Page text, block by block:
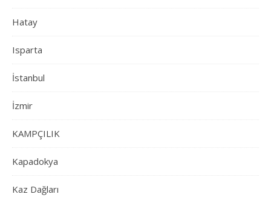
Hatay
Isparta
İstanbul
İzmir
KAMPÇILIK
Kapadokya
Kaz Dağları